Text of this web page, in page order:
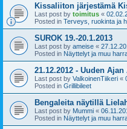
Kissaliiton järjestämä
Last post by toimitus «
Posted in Terveys, ruokinta ja
SUROK 19.-20.1.2013
Last post by ameise «
Posted in Näyttelyt ja muu
21.12.2012 - Uuden Ajan
Last post by ValkoinenTiikeri «
Posted in Grillibileet
Bengaleita näytillä
Last post by Mummi «
Posted in Näyttelyt ja muu